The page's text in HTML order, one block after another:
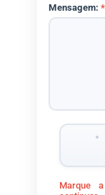
Mensagem:*
Marque